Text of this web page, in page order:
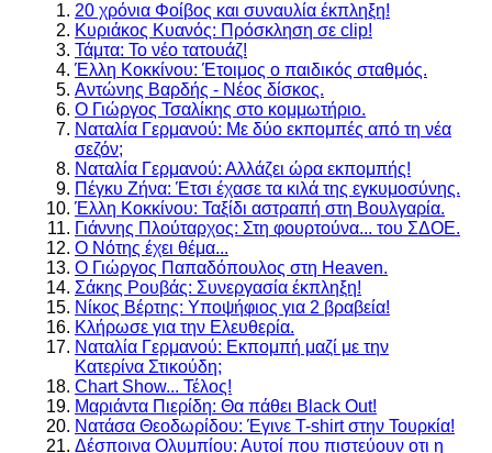
20 χρόνια Φοίβος και συναυλία έκπληξη!
Κυριάκος Κυανός: Πρόσκληση σε clip!
Τάμτα: Το νέο τατουάζ!
Έλλη Κοκκίνου: Έτοιμος ο παιδικός σταθμός.
Αντώνης Βαρδής - Νέος δίσκος.
Ο Γιώργος Τσαλίκης στο κομμωτήριο.
Ναταλία Γερμανού: Με δύο εκπομπές από τη νέα
σεζόν;
Ναταλία Γερμανού: Αλλάζει ώρα εκπομπής!
Πέγκυ Ζήνα: Έτσι έχασε τα κιλά της εγκυμοσύνης.
Έλλη Κοκκίνου: Ταξίδι αστραπή στη Βουλγαρία.
Γιάννης Πλούταρχος: Στη φουρτούνα... του ΣΔΟΕ.
Ο Νότης έχει θέμα...
Ο Γιώργος Παπαδόπουλος στη Heaven.
Σάκης Ρουβάς: Συνεργασία έκπληξη!
Νίκος Βέρτης: Υποψήφιος για 2 βραβεία!
Κλήρωσε για την Ελευθερία.
Ναταλία Γερμανού: Εκπομπή μαζί με την
Κατερίνα Στικούδη;
Chart Show... Τέλος!
Μαριάντα Πιερίδη: Θα πάθει Black Out!
Νατάσα Θεοδωρίδου: Έγινε T-shirt στην Τουρκία!
Δέσποινα Ολυμπίου: Αυτοί που πιστεύουν οτι η